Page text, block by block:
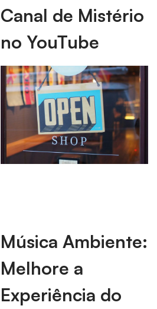
Canal de Mistério
no YouTube
Música Ambiente:
Melhore a
Experiência do